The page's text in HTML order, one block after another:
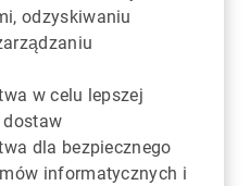
odzyskiwaniu
w celu lepszej
dostaw
dla bezpiecznego
informatycznych i